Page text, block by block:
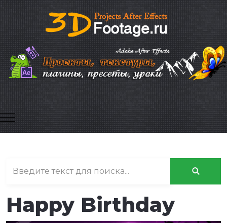
Mobile Menu Toggle
Happy Birthday